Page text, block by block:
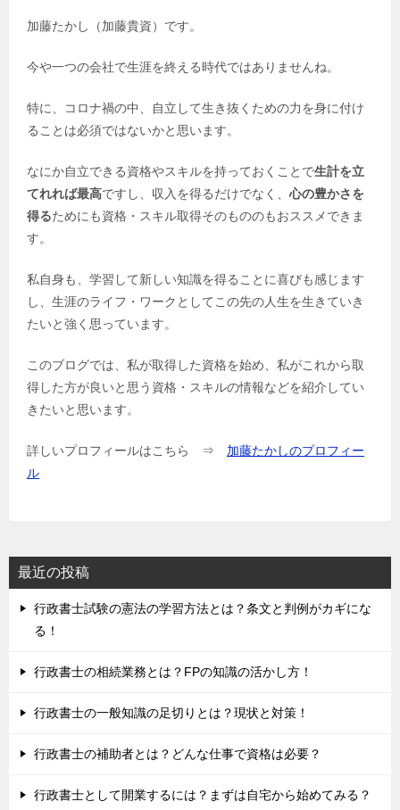
加藤たかし（加藤貴資）です。
今や一つの会社で生涯を終える時代ではありませんね。
特に、コロナ禍の中、自立して生き抜くための力を身に付け
ることは必須ではないかと思います。
なにか自立できる資格やスキルを持っておくことで生計を立
てれれば最高ですし、収入を得るだけでなく、 心の豊かさを
得るためにも資格・スキル取得そのもののもおススメできま
す。
私自身も、学習して新しい知識を得ることに喜びも感じます
し、生涯のライフ・ワークとしてこの先の人生を生きていき
たいと強く思っています。
このブログでは、私が取得した資格を始め、私がこれから取
得した方が良いと思う資格・スキルの情報などを紹介してい
きたいと思います。
詳しいプロフィールはこちら ⇒ 加藤たかしのプロフィー
ル
最近の投稿
行政書士試験の憲法の学習方法とは？条文と判例がカギにな
る！
行政書士の相続業務とは？FPの知識の活かし方！
行政書士の一般知識の足切りとは？現状と対策！
行政書士の補助者とは？どんな仕事で資格は必要？
行政書士として開業するには？まずは自宅から始めてみる？